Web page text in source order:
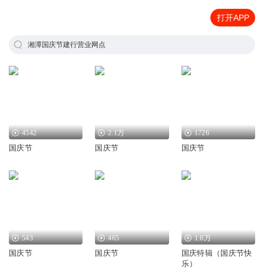
打开APP
湘潭国庆节建行营业网点
4542
国庆节
2.1万
国庆节
1726
国庆节
543
国庆节
465
国庆节
1.6万
国庆特辑（国庆节快
乐）